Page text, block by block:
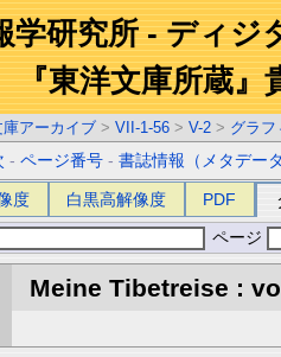
学研究所 - ディジ
『東洋文庫所蔵』
庫アーカイブ > VII-1-56 > V-2 > グラフ
-ページ番号 -書誌情報（メタデー
度 白黒高解像度 PDF
ページ
Meine Tibetreise :